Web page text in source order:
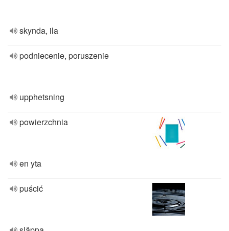
skynda, ila
podniecenie, poruszenie
upphetsning
powierzchnia
en yta
puścić